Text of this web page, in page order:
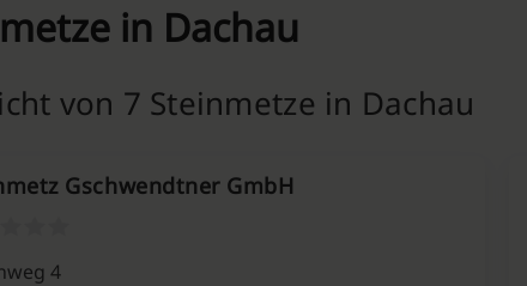
in Dachau
von 7 Steinmetze in Dachau
Gschwendtner GmbH
4